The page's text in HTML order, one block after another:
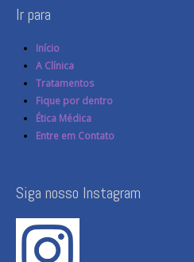
Ir para
Início
A Clínica
Tratamentos
Fique por dentro
Ética Médica
Entre em Contato
Siga nosso Instagram